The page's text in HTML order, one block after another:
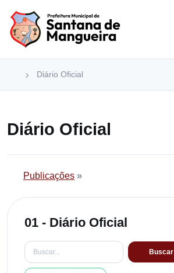
Diário Oficial
Diário Oficial
Publicações »
01 - Diário Oficial
Buscar